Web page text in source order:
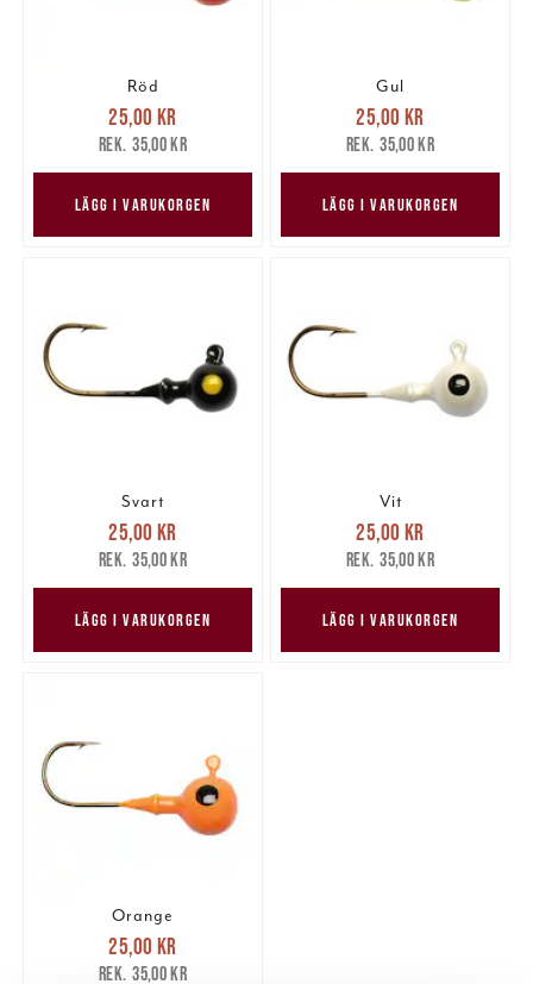
Röd
Nuvarande pris
25,00 krTidigare pris
35,00 kr
25,00 kr
35,00 kr
LÄGG I VARUKORGEN
Gul
Nuvarande pris
25,00 krTidigare pris
35,00 kr
25,00 kr
35,00 kr
LÄGG I VARUKORGEN
Svart
Nuvarande pris
25,00 krTidigare pris
35,00 kr
25,00 kr
35,00 kr
LÄGG I VARUKORGEN
Vit
Nuvarande pris
25,00 krTidigare pris
35,00 kr
25,00 kr
35,00 kr
LÄGG I VARUKORGEN
Orange
Nuvarande pris
25,00 krTidigare pris
25,00 kr
35,00 kr